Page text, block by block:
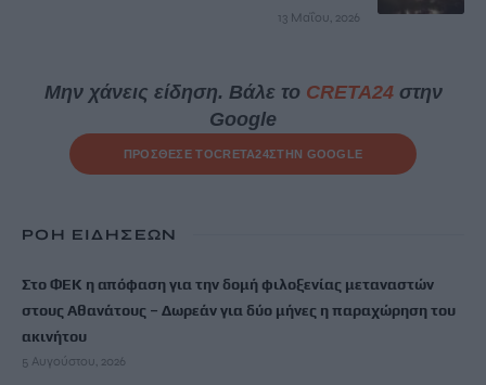
13 Μαΐου, 2026
Μην χάνεις είδηση. Βάλε το CRETA24στην
Google
ΠΡΟΣΘΕΣΕ ΤΟCRETA24ΣΤΗΝ GOOGLE
ΡΟΗ ΕΙΔΗΣΕΩΝ
Στο ΦΕΚ η απόφαση για την δομή φιλοξενίας μεταναστών
στους Αθανάτους – Δωρεάν για δύο μήνες η παραχώρηση του
ακινήτου
5 Αυγούστου, 2026